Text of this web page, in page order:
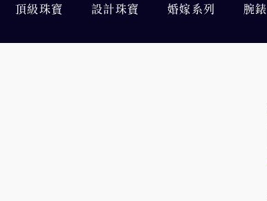
頂級珠寶 設計珠寶 婚嫁系列 腕錶